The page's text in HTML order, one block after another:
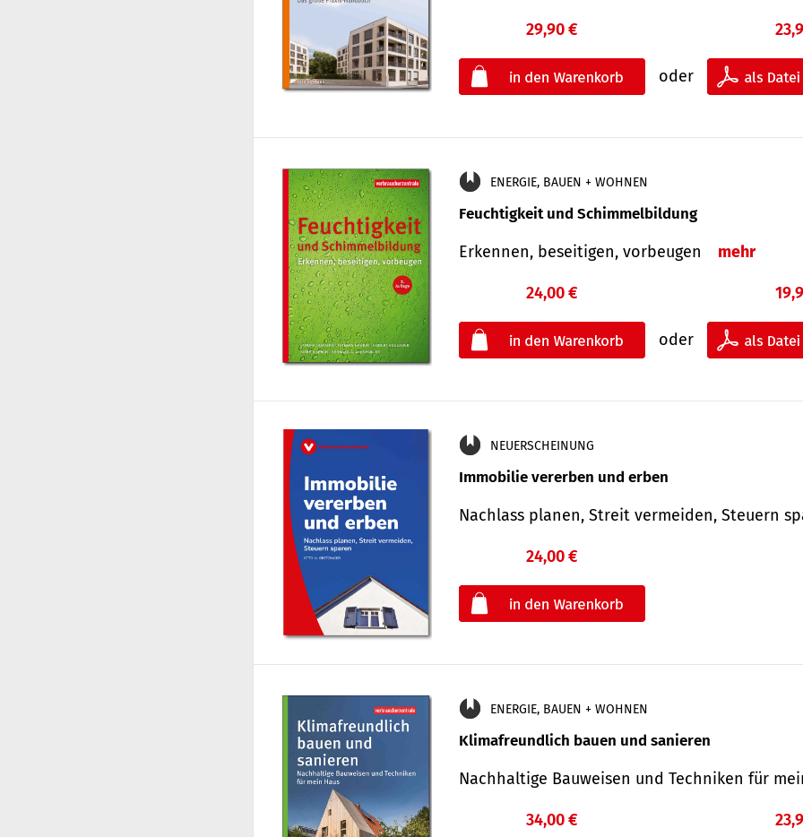
29,90 €
oder
ENERGIE, BAUEN + WOHNEN
Feuchtigkeit und Schimmelbildung
Erkennen, beseitigen, vorbeugen mehr
24,00 €
oder
NEUERSCHEINUNG
Immobilie vererben und erben
Nachlass planen, Streit vermeiden, Steuern
24,00 €
ENERGIE, BAUEN + WOHNEN
Klimafreundlich bauen und sanieren
Nachhaltige Bauweisen und Techniken für
34,00 €